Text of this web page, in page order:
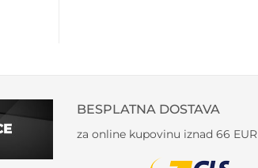
BESPLATNA DOSTAVA
za online kupovinu iznad 66 EUR